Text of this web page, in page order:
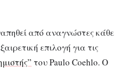
από αναγνώστες κάθε
επιλογή για τις
του Paulo Coehlo. Ο